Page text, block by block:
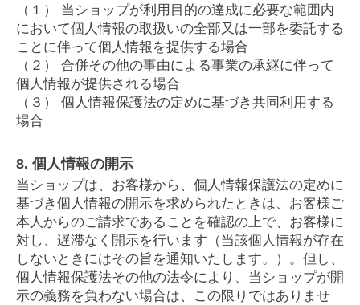
（１） 当ショップが利用目的の達成に必要な範囲内
において個人情報の取扱いの全部又は一部を委託する
ことに伴って個人情報を提供する場合
（２） 合併その他の事由による事業の承継に伴って
個人情報が提供される場合
（３） 個人情報保護法の定めに基づき共同利用する
場合
8. 個人情報の開示
当ショップは、お客様から、個人情報保護法の定めに
基づき個人情報の開示を求められたときは、お客様ご
本人からのご請求であることを確認の上で、お客様に
対し、遅滞なく開示を行います（当該個人情報が存在
しないときにはその旨を通知いたします。）。但し、
個人情報保護法その他の法令により、当ショップが開
示の義務を負わない場合は、この限りではありませ